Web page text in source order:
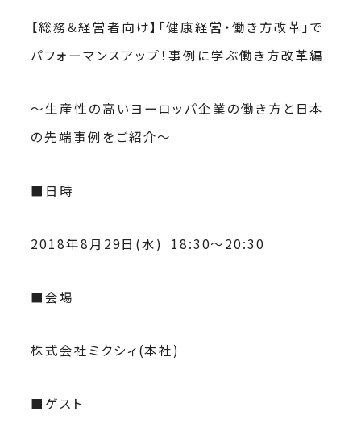
【総務&経営者向け】「健康経営・働き方改革」で
パフォーマンスアップ！事例に学ぶ働き方改革編
〜生産性の高いヨーロッパ企業の働き方と日本
の先端事例をご紹介〜
■日時
2018年8月29日(水) 18:30〜20:30
■会場
株式会社ミクシィ(本社)
■ゲスト